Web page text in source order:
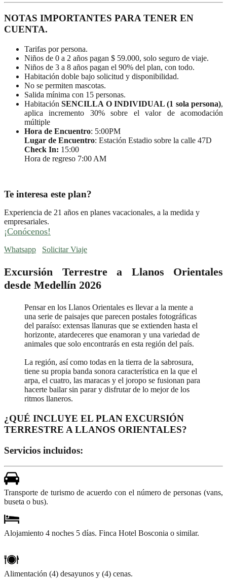
NOTAS IMPORTANTES PARA TENER EN
CUENTA.
Tarifas por persona.
Niños de 0 a 2 años pagan $ 59.000, solo seguro de viaje.
Niños de 3 a 8 años pagan el 90% del plan, con todo.
Habitación doble bajo solicitud y disponibilidad.
No se permiten mascotas.
Salida mínima con 15 personas.
HabitaciónSENCILLA O INDIVIDUAL (1 sola persona),
aplica incremento 30% sobre el valor de acomodación
múltiple
Hora de Encuentro: 5:00PM
Lugar de Encuentro: Estación Estadio sobre la calle 47D
Check In: 15:00
Hora de regreso 7:00 AM
Te interesa este plan?
Experiencia de 21 años en planes vacacionales, a la medida y
empresariales.
¡Conócenos!
Whatsapp Solicitar Viaje
Excursión Terrestre a Llanos Orientales
desde Medellín 2026
Pensar en los Llanos Orientales es llevar a la mente a
una serie de paisajes que parecen postales fotográficas
del paraíso: extensas llanuras que se extienden hasta el
horizonte, atardeceres que enamoran y una variedad de
animales que solo encontrarás en esta región del país.
La región, así como todas en la tierra de la sabrosura,
tiene su propia banda sonora característica en la que el
arpa, el cuatro, las maracas y el joropo se fusionan para
hacerte bailar sin parar y disfrutar de lo mejor de los
ritmos llaneros.
¿QUÉ INCLUYE EL PLAN EXCURSIÓN
TERRESTRE A LLANOS ORIENTALES?
Servicios incluidos:
Transporte de turismo de acuerdo con el número de personas (vans,
buseta o bus).
Alojamiento 4 noches 5 días. Finca Hotel Bosconia o similar.
Alimentación (4) desayunos y (4) cenas.